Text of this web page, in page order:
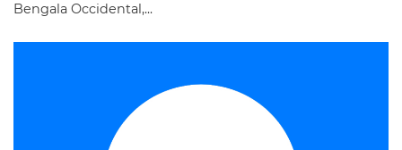
Bengala Occidental,...